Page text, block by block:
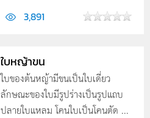
3,891
ใบหญ้าขน
ใบของต้นหญ้ามีขนเป็นใบเดี่ยว
ลักษณะของใบมีรูปร่างเป็นรูปแถบ
ปลายใบแหลม โคนใบเป็นโคนตัด ...